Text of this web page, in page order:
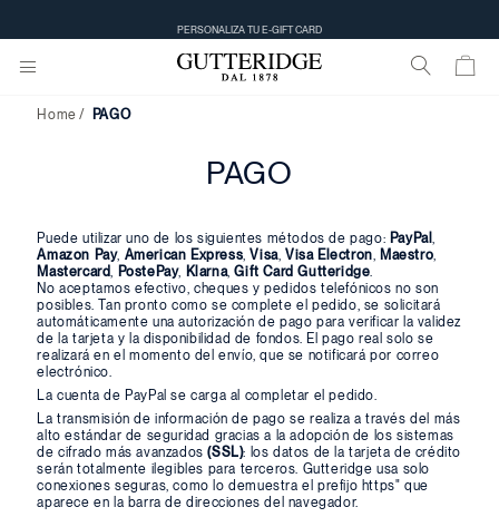
Home PAGO
PAGO
Puede utilizar uno de los siguientes métodos de pago: PayPal,
Amazon Pay, American Express,Visa,Visa Electron, Maestro,
Mastercard, PostePay, Klarna,Gift Card Gutteridge.
No aceptamos efectivo, cheques y pedidos telefónicos no son
posibles. Tan pronto como se complete el pedido, se solicitará
automáticamente una autorización de pago para verificar la validez
de la tarjeta y la disponibilidad de fondos. El pago real solo se
realizará en el momento del envío, que se notificará por correo
electrónico.
La cuenta de PayPal se carga al completar el pedido.
La transmisión de información de pago se realiza a través del más
alto estándar de seguridad gracias a la adopción de los sistemas
de cifrado más avanzados(SSL): los datos de la tarjeta de crédito
serán totalmente ilegibles para terceros. Gutteridge usa solo
conexiones seguras, como lo demuestra el prefijo https" que
aparece en la barra de direcciones del navegador.